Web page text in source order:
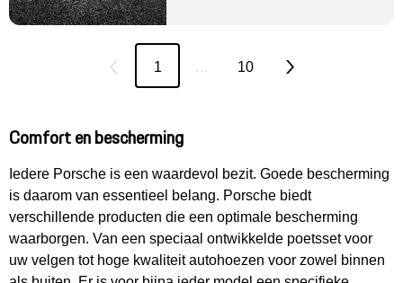
1 … 10
Comfort en bescherming
Iedere Porsche is een waardevol bezit. Goede bescherming
is daarom van essentieel belang. Porsche biedt
verschillende producten die een optimale bescherming
waarborgen. Van een speciaal ontwikkelde poetsset voor
uw velgen tot hoge kwaliteit autohoezen voor zowel binnen